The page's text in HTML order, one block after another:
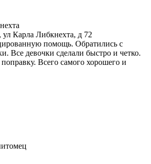
Карла Либкнехта, д 72
помощь. Обратились с
Все девочки сделали быстро и четко.
Всего самого хорошего и